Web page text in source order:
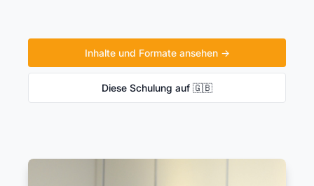
Inhalte und Formate ansehen →
Diese Schulung auf 🇬🇧